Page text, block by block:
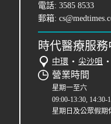
電話: 3585 8533
郵箱:
時代醫療服務
中環 • 尖沙咀 •
營業時間
星期一至六
09:00-13:30, 14:30-
星期日及公眾假期